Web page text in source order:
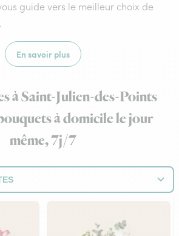
guide vers le meilleur choix de
En savoir plus
à Saint-Julien-des-Points
à domicile le jour
même, 7j/7